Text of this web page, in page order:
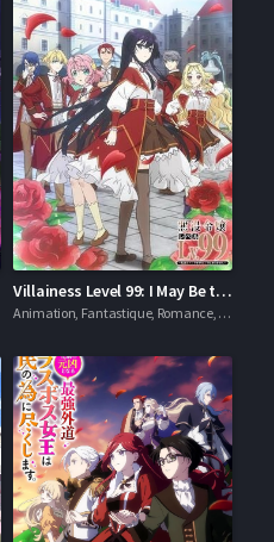
Villainess Level 99: I May Be the Hidden Boss but I’m Not the Demon Lord
Animation, Fantastique, Romance, Séries VF